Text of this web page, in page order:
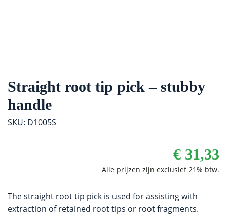
Straight root tip pick – stubby
handle
SKU: D1005S
€ 31,33
The straight root tip pick is used for assisting with
extraction of retained root tips or root fragments.